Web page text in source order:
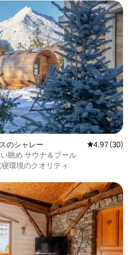
です。
のシャレー レビュー30
4.97 (30)
眺め サウナ＆プール
環境のクオリティ
です。